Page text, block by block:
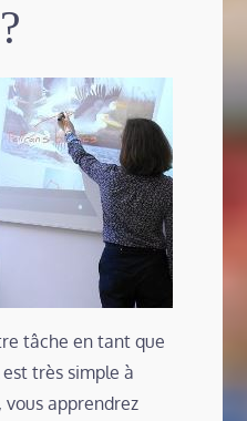
tâche en tant que
très simple à
vous apprendrez